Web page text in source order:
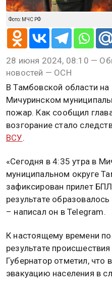
Фото: МЧС РФ
28 июня 2024, 08:10 —
новостей — ОСН
В Тамбовской области на
Мичуринском
пожар. Как сообщил
возгорание стало
ВСУ.
«Сегодня в 4:35 утра в
муниципальном округе
зафиксирован прилет
результате
– написал он в Telegram.
К настоящему времени
результате
Губернатор отметил, что
эвакуацию населения в